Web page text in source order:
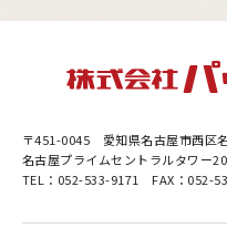
〒451-0045 愛知県名古屋市西区
名古屋プライムセントラルタワー
TEL：052-533-9171 FAX：052-